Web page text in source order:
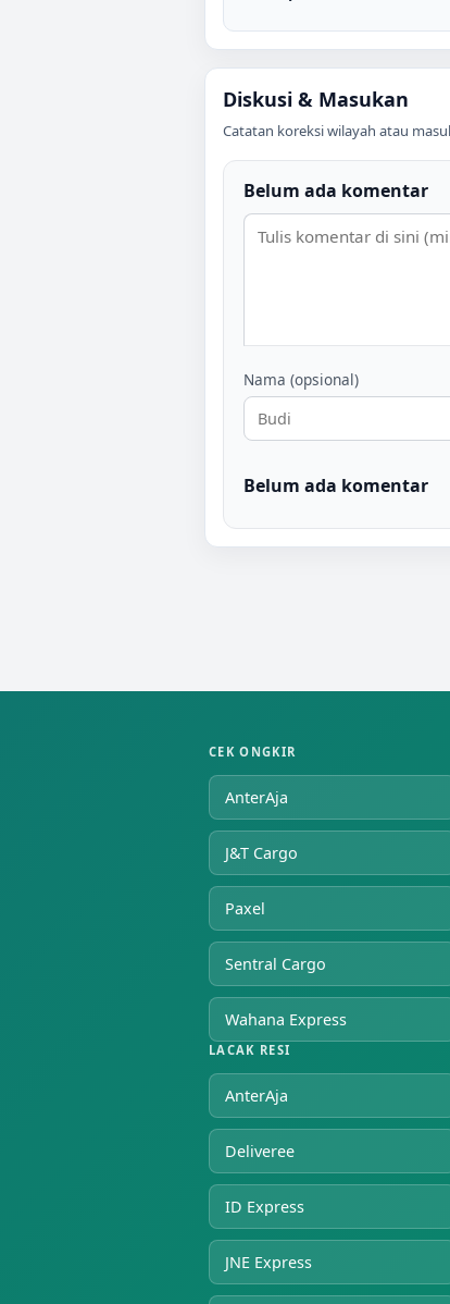
Diskusi & Masukan
Catatan koreksi wilayah atau
Belum ada komentar
Nama (opsional)
Belum ada komentar
CEK ONGKIR
AnterAja
J&T Cargo
Paxel
Sentral Cargo
Wahana Express
LACAK RESI
AnterAja
Deliveree
ID Express
JNE Express